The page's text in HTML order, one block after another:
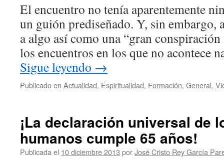
El encuentro no tenía aparentemente
un guión predise­ñado. Y, sin embargo,
a algo así como una “gran
los encuentros en los que no acontece
Sigue leyendo →
Publicado en Actualidad, Espiritualidad, Formación, General,
¡La declaración universal de
humanos cumple 65 años!
Publicada el 10 diciembre 2013 porJosé Cristo Rey García